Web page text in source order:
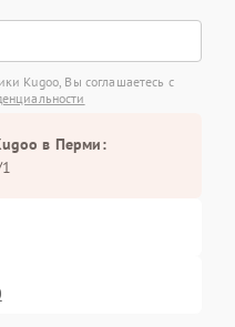
Kugoo, Вы соглашаетесь с
в Перми: